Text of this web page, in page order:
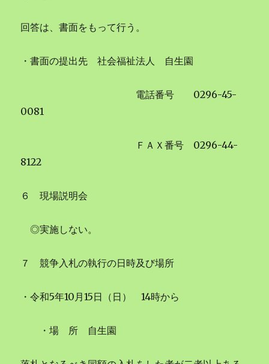
回答は、書面をもって行う。
・書面の提出先 社会福祉法人 自生園
電話番号 0296-45-
0081
ＦＡＸ番号 0296-44-
8122
６ 現場説明会
◎実施しない。
７ 競争入札の執行の日時及び場所
・令和5年10月15日（日） 14時から
・場 所 自生園